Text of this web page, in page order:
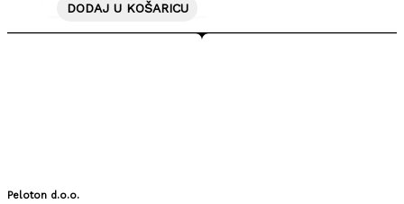
DODAJ U KOŠARICU
Peloton d.o.o.